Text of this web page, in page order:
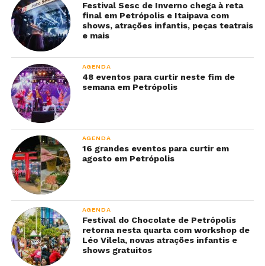
Festival Sesc de Inverno chega à reta
final em Petrópolis e Itaipava com
shows, atrações infantis, peças teatrais
e mais
AGENDA
48 eventos para curtir neste fim de
semana em Petrópolis
AGENDA
16 grandes eventos para curtir em
agosto em Petrópolis
AGENDA
Festival do Chocolate de Petrópolis
retorna nesta quarta com workshop de
Léo Vilela, novas atrações infantis e
shows gratuitos